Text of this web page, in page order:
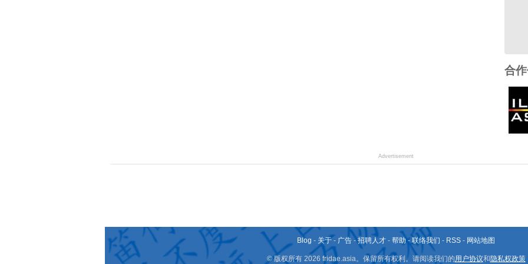
合
Advertisement
Blog - 关于 - 广告 -招聘人才 - 帮助- 联络我们 - RSS - 网站地图
© 版权所有 2026 fridae.asia。保留所有权利。请阅读我们的用户协议和隐私权政策